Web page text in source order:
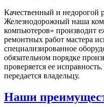
Качественный и недорогой
Железнодорожный наша
компьютеров» производит
ремонтных работ мастера
специализированное
обязательном порядке
проверяется ее
передается владельцу.
Наши